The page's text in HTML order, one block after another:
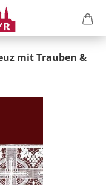
mit Trauben &